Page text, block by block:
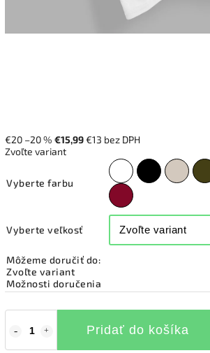
€20 –20 % €15,99€13 bez DPH
Zvoľte variant
Vyberte farbu
Vyberte veľkosť
Môžeme doručiť do:
Zvoľte variant
Možnosti doručenia
Pridať do košíka